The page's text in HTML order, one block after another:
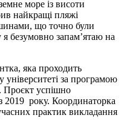
море із висоти
найкращі пляжі
що точно були
безумовно запам’ятаю на
яка проходить
університеті за програмою
Проєкт успішно
2019 року. Координаторка
практик викладання